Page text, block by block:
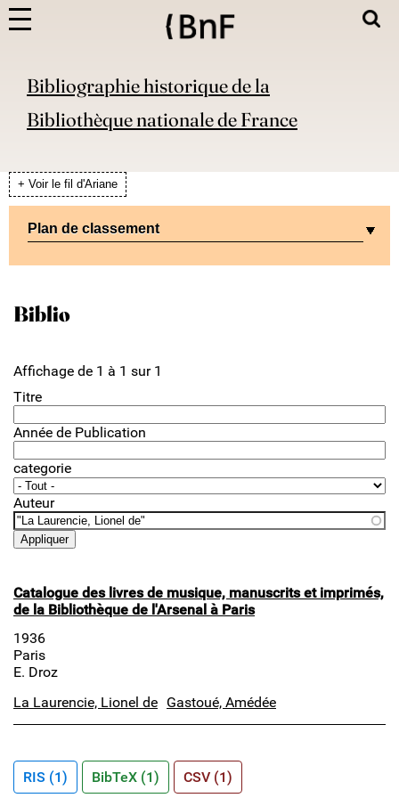
Bibliographie historique de la
Bibliothèque nationale de France
+ Voir le fil d'Ariane
Plan de classement
Biblio
Affichage de 1 à 1 sur 1
Titre
Année de Publication
categorie
Auteur
Catalogue des livres de musique, manuscrits et imprimés,
de la Bibliothèque de l'Arsenal à Paris
1936
Paris
E. Droz
La Laurencie, Lionel de Gastoué, Amédée
RIS (1) BibTeX (1) CSV (1)